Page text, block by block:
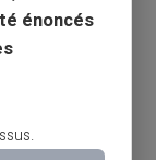
ça
énoncés